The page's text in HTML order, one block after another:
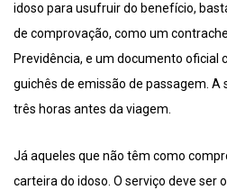
idoso para usufruir do benefício,
de comprovação, como um
Previdência, e um documento
guichês de emissão de passagem.
três horas antes da viagem.
Já aqueles que não têm como
carteira do idoso. O serviço deve ser